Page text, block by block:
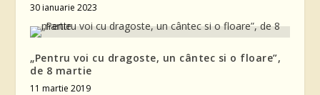
30 ianuarie 2023
„Pentru voi cu dragoste, un cântec si o floare”,
de 8 martie
11 martie 2019